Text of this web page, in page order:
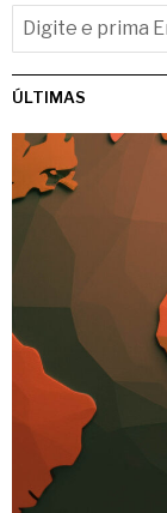
ÚLTIMAS